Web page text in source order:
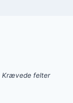
Krævede felter